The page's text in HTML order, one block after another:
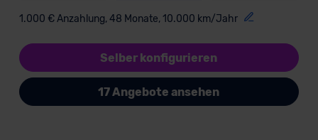
1.000 € Anzahlung, 48 Monate, 10.000 km/Jahr
Selber konfigurieren
17 Angebote ansehen